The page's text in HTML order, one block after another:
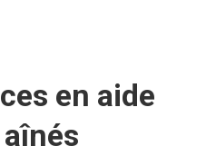
en aide